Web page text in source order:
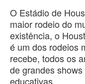
O Estádio de
maior rodeio do
existência, o
é um dos rodeios
recebe, todos os
de grandes
educativas.